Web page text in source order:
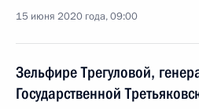
15 июня 2020 года, 09:00
Зельфире Трегуловой,
Государственной